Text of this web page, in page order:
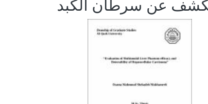
عن سرطان الكبد